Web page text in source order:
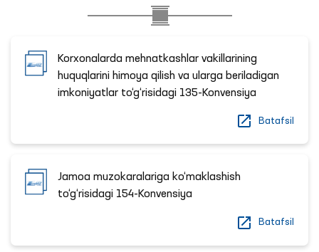
Korxonalarda mehnatkashlar vakillarining
huquqlarini himoya qilish va ularga beriladigan
imkoniyatlar to‘g‘risidagi 135-Konvensiya
Batafsil
Jamoa muzokaralariga ko‘maklashish
to‘g‘risidagi 154-Konvensiya
Batafsil